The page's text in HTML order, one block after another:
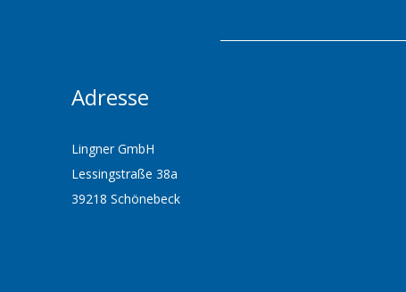
Adresse
Lingner GmbH
Lessingstraße 38a
39218 Schönebeck